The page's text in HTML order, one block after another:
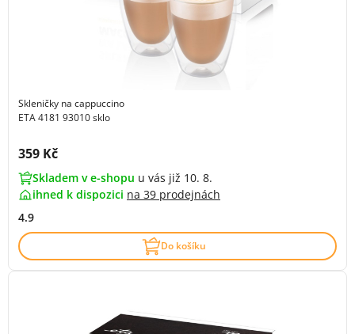
Skleničky na cappuccino
ETA 4181 93010 sklo
Cena s DPH:
359 Kč
Skladem v e-shopu u vás již 10. 8.
ihned k dispozici na 39 prodejnách
4.9
Do košíku